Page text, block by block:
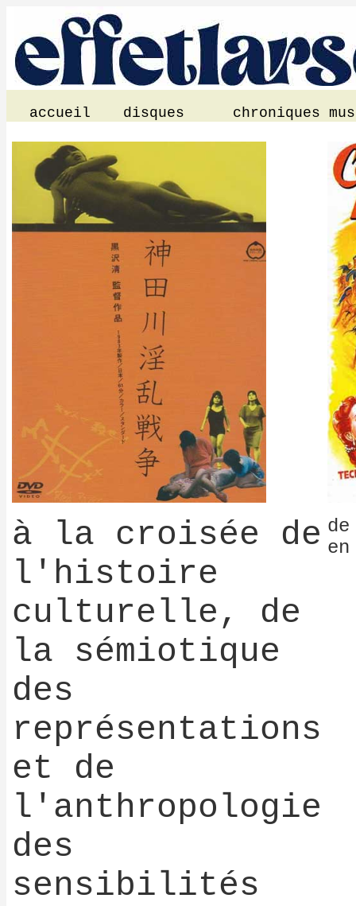
accueil disques chroniques
à la croisée de
l'histoire
culturelle, de
la sémiotique
des
représentations
et de
l'anthropologie
des
sensibilités